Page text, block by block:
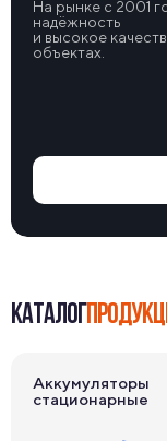
На рынке с 2001
надёжность
и высокое
объектах.
КАТАЛОГ
Аккумуляторы
стационарные